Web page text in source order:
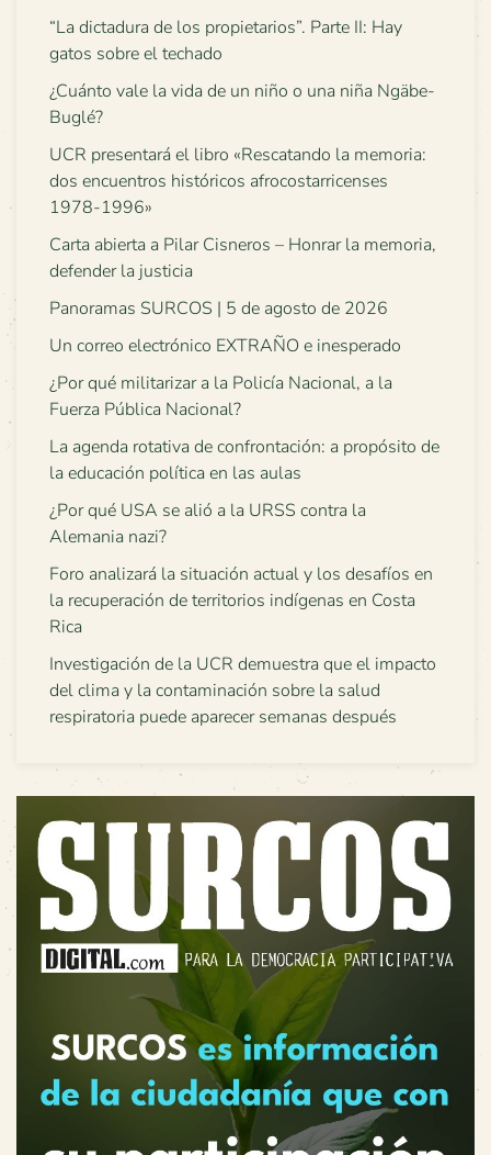
“La dictadura de los propietarios”. Parte II: Hay
gatos sobre el techado
¿Cuánto vale la vida de un niño o una niña Ngäbe-
Buglé?
UCR presentará el libro «Rescatando la memoria:
dos encuentros históricos afrocostarricenses
1978-1996»
Carta abierta a Pilar Cisneros – Honrar la memoria,
defender la justicia
Panoramas SURCOS | 5 de agosto de 2026
Un correo electrónico EXTRAÑO e inesperado
¿Por qué militarizar a la Policía Nacional, a la
Fuerza Pública Nacional?
La agenda rotativa de confrontación: a propósito de
la educación política en las aulas
¿Por qué USA se alió a la URSS contra la
Alemania nazi?
Foro analizará la situación actual y los desafíos en
la recuperación de territorios indígenas en Costa
Rica
Investigación de la UCR demuestra que el impacto
del clima y la contaminación sobre la salud
respiratoria puede aparecer semanas después